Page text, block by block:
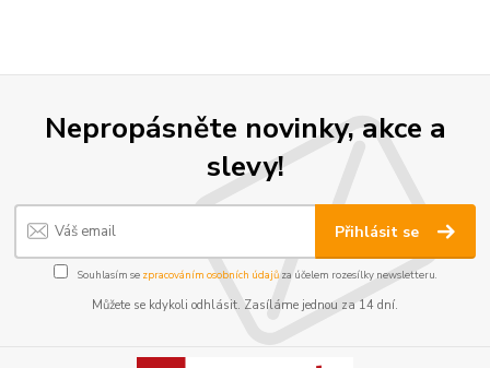
Nepropásněte novinky, akce a
slevy!
Přihlásit se
Souhlasím se zpracováním osobních údajůza účelem rozesílky newsletteru.
Můžete se kdykoli odhlásit. Zasíláme jednou za 14 dní.